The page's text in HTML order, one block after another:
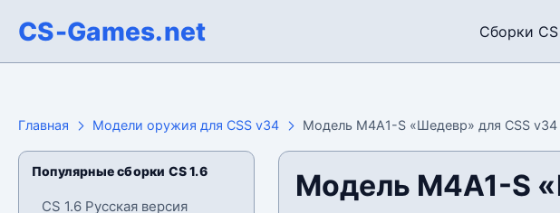
CS-Games.net Сборки CS
Главная Модели оружия для CSS v34 Модель M4A1-S «Шедевр» для CSS v34
Популярные сборки CS 1.6
CS 1.6 Русская версия
Модель M4A1-S